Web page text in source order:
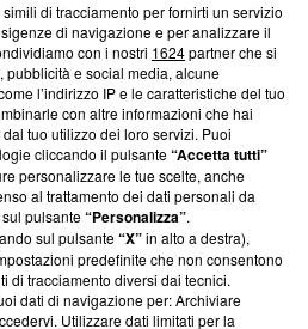
trasparenti su Blasting
e su come ci impegniamo a
afferma la nostra aderenza a
Blasting News non è
ma ha richiesto di farne
ancora effettuato una verifica di
di tracciamento per fornirti un servizio
di navigazione e per analizzare il
con i nostri 1624partner che si
e social media, alcune
l’indirizzo IP e le caratteristiche del tuo
con altre informazioni che hai
tuo utilizzo dei loro servizi. Puoi
cliccando il pulsante“Accetta tutti”
personalizzare le tue scelte, anche
al trattamento dei dati personali da
pulsante“Personalizza”.
sul pulsante“X”in alto a destra),
predefinite che non consentono
di tracciamento diversi dai tecnici.
dati di navigazione per: Archiviare
Utilizzare dati limitati per la